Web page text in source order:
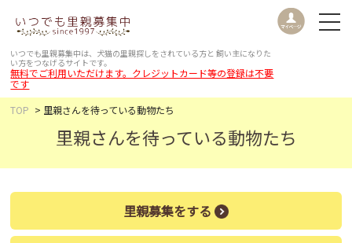
いつでも里親募集中は、犬猫の里親探しをされている方と 飼い主になりた
い方をつなげるサイトです。
無料でご利用いただけます。クレジットカード等の登録は不要
です
TOP
里親さんを待っている動物たち
里親さんを待っている動物たち
里親募集をする